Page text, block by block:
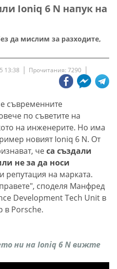
Ioniq 6 N напук на
да мислим за разходите,
13:38 Прочитания: 7290
съвременните
по съветите на
на инженерите. Но има
новият Ioniq 6 N. От
чеса създали
не за да носи
репутация на марката.
споделя Манфред
Development Tech Unit в
в Porsche.
ни на Ioniq 6 N вижте